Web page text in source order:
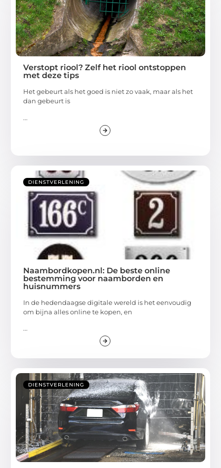
Verstopt riool? Zelf het riool ontstoppen
met deze tips
Het gebeurt als het goed is niet zo vaak, maar als het
dan gebeurt is
...
DIENSTVERLENING
Naambordkopen.nl: De beste online
bestemming voor naamborden en
huisnummers
In de hedendaagse digitale wereld is het eenvoudig
om bijna alles online te kopen, en
...
DIENSTVERLENING